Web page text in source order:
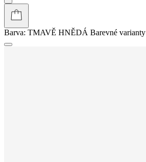
Barva: TMAVĚ HNĚDÁ Barevné varianty